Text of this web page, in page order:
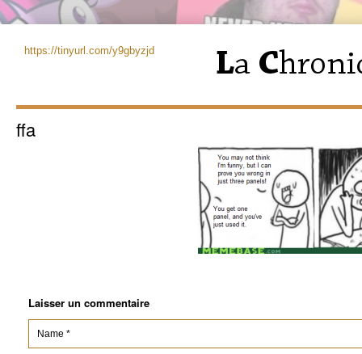
https://tinyurl.com/y9gbyzjd
ffa
Laisser un commentaire